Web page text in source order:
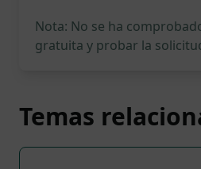
Nota: No se ha
gratuita y probar la
Temas